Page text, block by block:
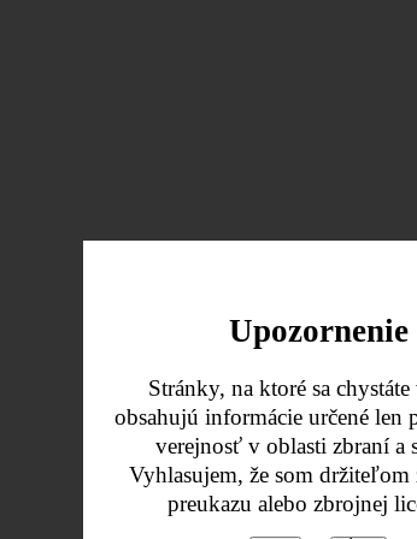
Upozornenie
Stránky, na ktoré sa
obsahujú informácie určené len
verejnosť v oblasti zbraní a
Vyhlasujem, že som držiteľom
preukazu alebo zbrojnej